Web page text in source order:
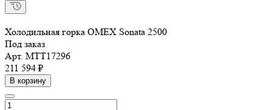
Холодильная горка OMEX Sonata 2500
Под заказ
Арт. МТТ17296
211 594 ₽
В корзину